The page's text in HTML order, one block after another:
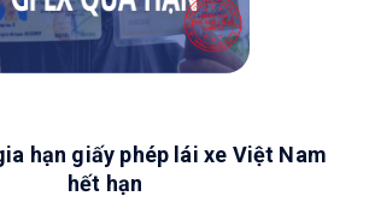
hạn giấy phép lái xe Việt Nam
hết hạn